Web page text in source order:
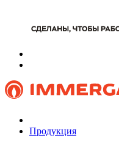
Продукция